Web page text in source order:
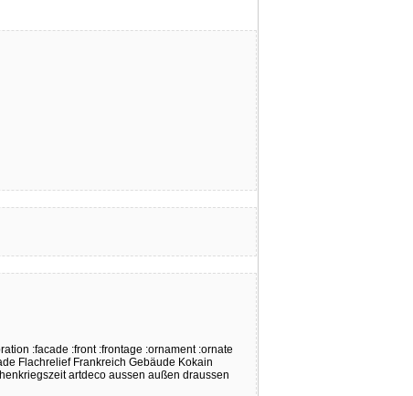
:facade :front :frontage :ornament :ornate
Flachrelief Frankreich Gebäude Kokain
artdeco aussen außen draussen